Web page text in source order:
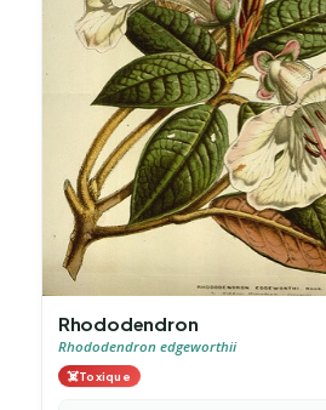
Rhododendron
Rhododendron edgeworthii
☠️Toxique